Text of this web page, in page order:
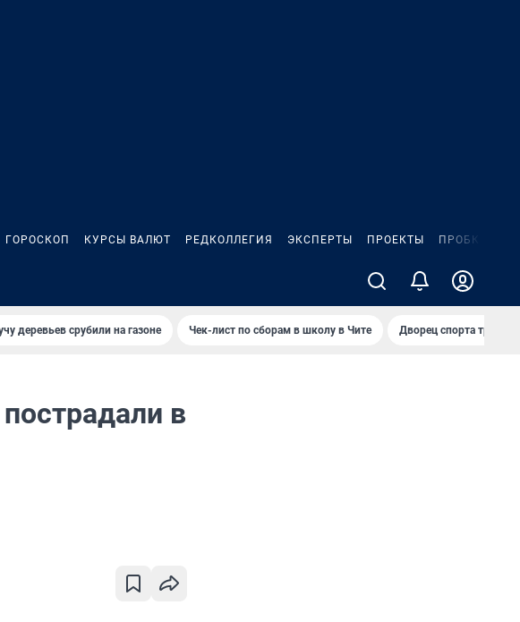
ГОРОСКОП КУРСЫ ВАЛЮТ РЕДКОЛЛЕГИЯ ЭКСПЕРТЫ ПРОЕКТЫ ПРОБКИ
деревьев срубили на газоне Чек-лист по сборам в школу в Чите Дворец спорта
в